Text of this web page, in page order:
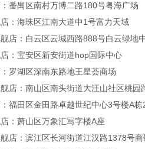
番禺区南村万博二路180号粤海广场
：海珠区江南大道中1号富力天域
店：白云区云城西路888号白云绿地
：宝安区新安街道hop国际中心
罗湖区深南东路地王星荟商场
店：南山区南头街道大汪山社区桃园
福田区金田路卓越世纪中心3号楼A
：萧山区万象汇写字楼A座
店：滨江区长河街道江汉路1378号商